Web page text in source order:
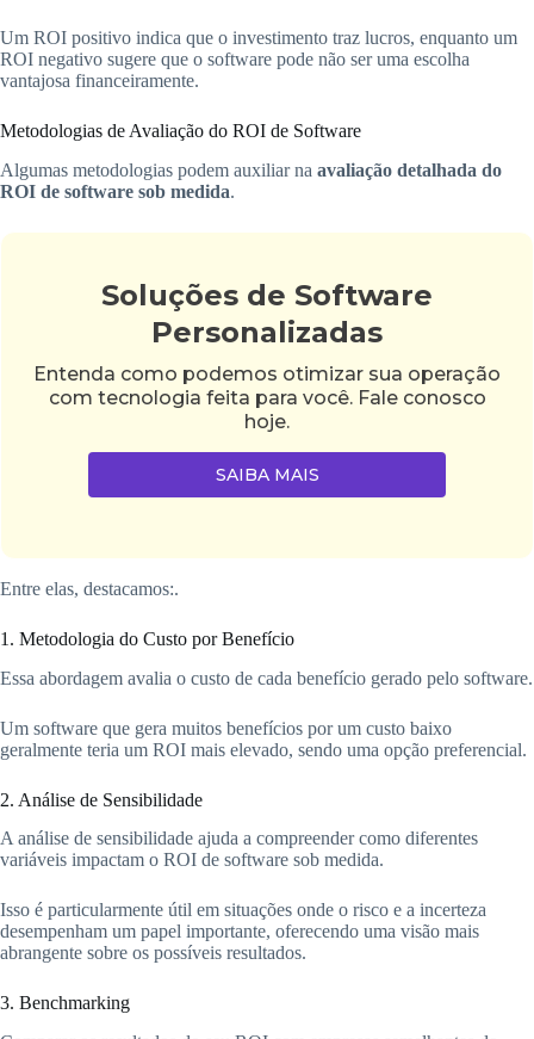
Um ROI positivo indica que o investimento traz lucros, enquanto um
ROI negativo sugere que o software pode não ser uma escolha
vantajosa financeiramente.
Metodologias de Avaliação do ROI de Software
Algumas metodologias podem auxiliar na avaliação detalhada do
ROI de software sob medida.
Soluções de Software
Personalizadas
Entenda como podemos otimizar sua operação
com tecnologia feita para você. Fale conosco
hoje.
SAIBA MAIS
Entre elas, destacamos:.
1. Metodologia do Custo por Benefício
Essa abordagem avalia o custo de cada benefício gerado pelo software.
Um software que gera muitos benefícios por um custo baixo
geralmente teria um ROI mais elevado, sendo uma opção preferencial.
2. Análise de Sensibilidade
A análise de sensibilidade ajuda a compreender como diferentes
variáveis impactam o ROI de software sob medida.
Isso é particularmente útil em situações onde o risco e a incerteza
desempenham um papel importante, oferecendo uma visão mais
abrangente sobre os possíveis resultados.
3. Benchmarking